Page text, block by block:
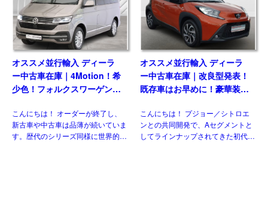
オススメ並行輸入 ディーラ
ー中古車在庫｜4Motion！希
少色！フォルクスワーゲン
Six SWB 2.0TDI 204PS 7人
乗り 7DSG 左ハンドル
こんにちは！ オーダーが終了し、
新古車や中古車は品薄が続いていま
す。歴代のシリーズ同様に世界的に
オススメ並行輸入 ディーラ
ー中古車在庫｜改良型発表！
既存車はお早めに！豪華装備
ゴX パルス 1.0VVT-i CVT 左
ハンドル
こんにちは！ プジョー／シトロエ
ンとの共同開発で、Aセグメントと
してラインナップされてきた初代と